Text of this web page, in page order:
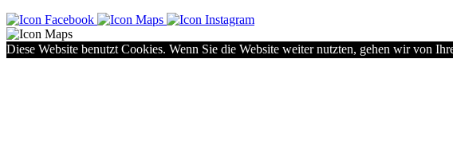
Diese Website benutzt Cookies. Wenn Sie die Website weiter nutzten, gehen wir von